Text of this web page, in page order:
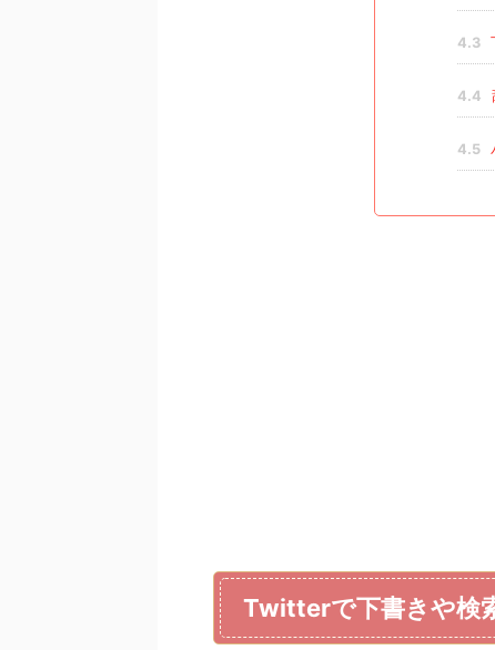
4.3
4.4
4.5
Twitterで下書きや検